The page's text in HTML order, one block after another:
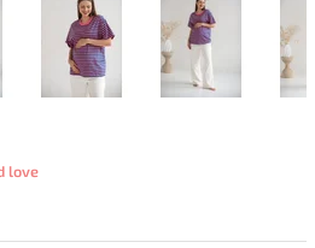
love